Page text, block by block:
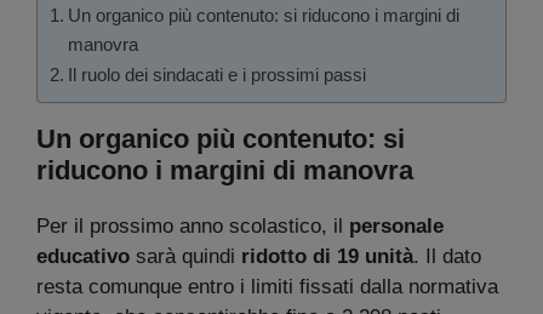
Un organico più contenuto: si riducono i margini di
manovra
Il ruolo dei sindacati e i prossimi passi
Un organico più contenuto: si
riducono i margini di manovra
Per il prossimo anno scolastico, il personale
educativo sarà quindi ridotto di 19 unità. Il dato
resta comunque entro i limiti fissati dalla normativa